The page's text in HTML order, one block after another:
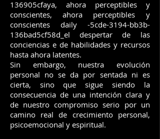
136905cfaya, ahora perceptibles y
conscientes, ahora perceptibles y
conscientes daily -5cde-3194-bb3b-
136bad5cf58d_el despertar de las
conciencias e de habilidades y recursos
hasta ahora latentes.
Sin embargo, nuestra evolución
personal no se da por sentada ni es
cierta, sino que sigue siendo la
consecuencia de una intención clara y
de nuestro compromiso serio por un
camino real de crecimiento personal,
psicoemocional y espiritual.